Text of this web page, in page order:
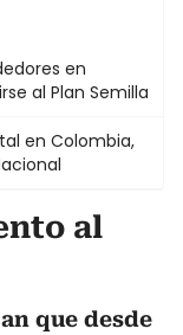
en
al Plan Semilla
en Colombia,
al
que desde